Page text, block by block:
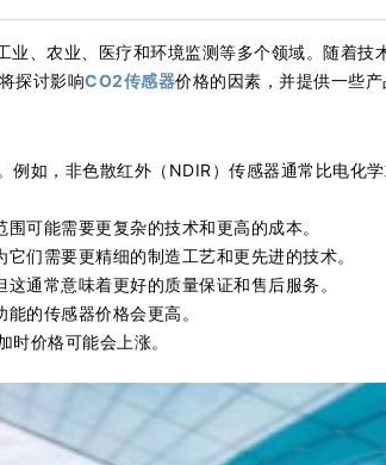
、农业、医疗和环境监测等多个领域。随着技
探讨影响CO2传感器价格的因素，并提供一些产
例如，非色散红外（NDIR）传感器通常比电化
可能需要更复杂的技术和更高的成本。
们需要更精细的制造工艺和更先进的技术。
通常意味着更好的质量保证和售后服务。
的传感器价格会更高。
时价格可能会上涨。